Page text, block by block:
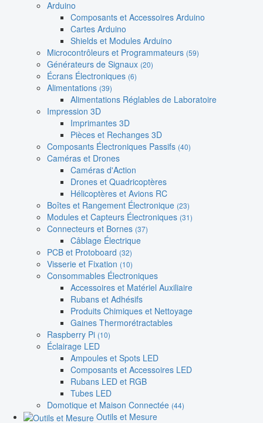
Arduino
Composants et Accessoires Arduino
Cartes Arduino
Shields et Modules Arduino
Microcontrôleurs et Programmateurs (59)
Générateurs de Signaux (20)
Écrans Électroniques (6)
Alimentations (39)
Alimentations Réglables de Laboratoire
Impression 3D
Imprimantes 3D
Pièces et Rechanges 3D
Composants Électroniques Passifs (40)
Caméras et Drones
Caméras d'Action
Drones et Quadricoptères
Hélicoptères et Avions RC
Boîtes et Rangement Électronique (23)
Modules et Capteurs Électroniques (31)
Connecteurs et Bornes (37)
Câblage Électrique
PCB et Protoboard (32)
Visserie et Fixation (10)
Consommables Électroniques
Accessoires et Matériel Auxiliaire
Rubans et Adhésifs
Produits Chimiques et Nettoyage
Gaines Thermorétractables
Raspberry Pi (10)
Éclairage LED
Ampoules et Spots LED
Composants et Accessoires LED
Rubans LED et RGB
Tubes LED
Domotique et Maison Connectée (44)
Outils et Mesure